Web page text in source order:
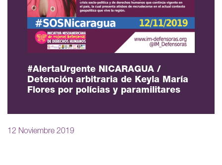
#AlertaUrgente NICARAGUA /
Detención arbitraria de Keyla María
Flores por polícias y paramilitares
12 Noviembre 2019